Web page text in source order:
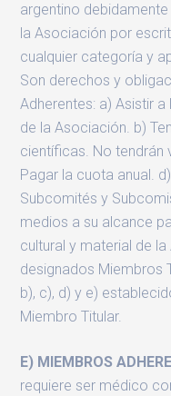
argentino
la Asociación por
cualquier categoría y
Son derechos y
Adherentes: a) Asistir
de la Asociación. b)
científicas. No tendrán
Pagar la cuota anual.
Subcomités y
medios a su alcance
cultural y material de
designados Miembros
b), c), d) y e)
Miembro Titular.
E) MIEMBROS
requiere ser médico